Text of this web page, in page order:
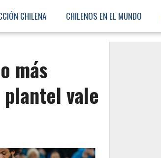
CHILENA CHILENOS EN EL MUNDO
más
vale